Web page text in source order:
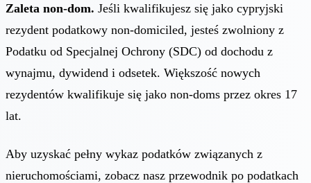
Zaleta non-dom. Jeśli kwalifikujesz się jako cypryjski
rezydent podatkowy non-domiciled, jesteś zwolniony z
Podatku od Specjalnej Ochrony (SDC) od dochodu z
wynajmu, dywidend i odsetek. Większość nowych
rezydentów kwalifikuje się jako non-doms przez okres 17
lat.
Aby uzyskać pełny wykaz podatków związanych z
nieruchomościami, zobacz nasz przewodnik po podatkach